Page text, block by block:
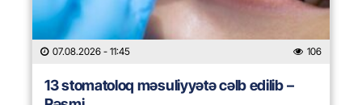
07.08.2026 - 11:45 106
13 stomatoloq məsuliyyətə cəlb edilib –